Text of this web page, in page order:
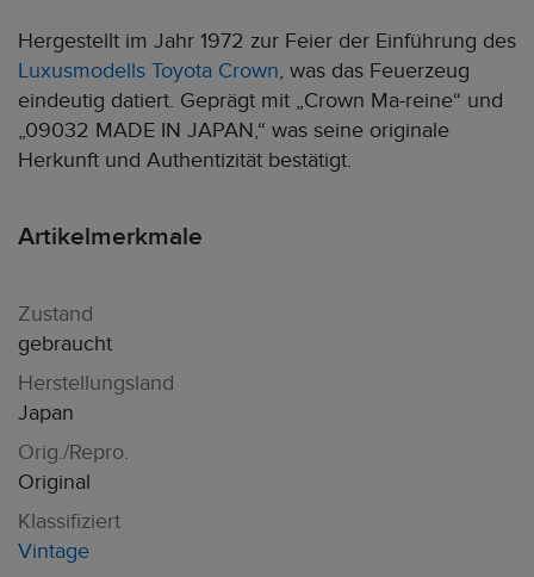
Hergestellt im Jahr 1972 zur Feier der Einführung des
Luxusmodells Toyota Crown, was das Feuerzeug
eindeutig datiert. Geprägt mit „Crown Ma-reine“ und
„09032 MADE IN JAPAN,“ was seine originale
Herkunft und Authentizität bestätigt.
Artikelmerkmale
Zustand
gebraucht
Herstellungsland
Japan
Orig./Repro.
Original
Klassifiziert
Vintage